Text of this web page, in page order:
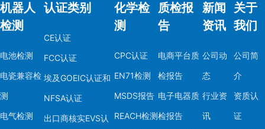
机器人
检测
电池检测
电瓷兼容检
测
电气检测
认证类别
CE认证
FCC认证
埃及GOEIC认证和
NFSA认证
出口商核实EVS认
化学检
测
CPC认证
EN71检测
MSDS报告
REACH检测
质检报
告
电商平台质
检报告
电子电器质
检报告
新闻
资讯
公司动
态
行业资
讯
关于
我们
公司简
介
资质认
证